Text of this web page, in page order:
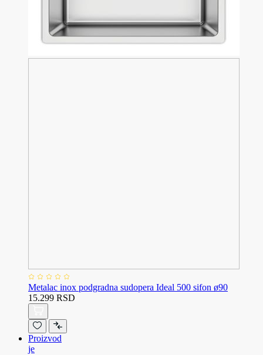
Metalac inox podgradna sudopera Ideal 500 sifon ø90
15.299 RSD
Proizvod
je